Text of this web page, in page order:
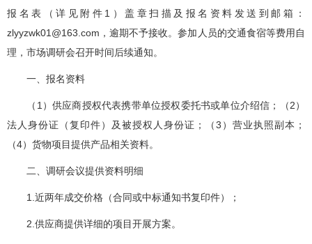
报名表（详见附件1）盖章扫描及报名资料发送到邮箱：
zlyyzwk01@163.com，逾期不予接收。参加人员的交通食宿等费用自
理，市场调研会召开时间后续通知。
一、报名资料
（1）供应商授权代表携带单位授权委托书或单位介绍信；（2）
法人身份证（复印件）及被授权人身份证；（3）营业执照副本；
（4）货物项目提供产品相关资料。
二、调研会议提供资料明细
1.近两年成交价格（合同或中标通知书复印件）；
2.供应商提供详细的项目开展方案。